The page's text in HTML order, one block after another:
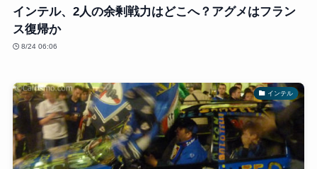
インテル、2人の余剰戦力はどこへ？アグメはフラン
ス復帰か
8/24 06:06
インテル